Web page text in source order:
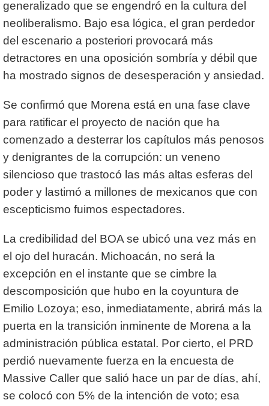
generalizado que se engendró en la cultura del
neoliberalismo. Bajo esa lógica, el gran perdedor
del escenario a posteriori provocará más
detractores en una oposición sombría y débil que
ha mostrado signos de desesperación y ansiedad.
Se confirmó que Morena está en una fase clave
para ratificar el proyecto de nación que ha
comenzado a desterrar los capítulos más penosos
y denigrantes de la corrupción: un veneno
silencioso que trastocó las más altas esferas del
poder y lastimó a millones de mexicanos que con
escepticismo fuimos espectadores.
La credibilidad del BOA se ubicó una vez más en
el ojo del huracán. Michoacán, no será la
excepción en el instante que se cimbre la
descomposición que hubo en la coyuntura de
Emilio Lozoya; eso, inmediatamente, abrirá más la
puerta en la transición inminente de Morena a la
administración pública estatal. Por cierto, el PRD
perdió nuevamente fuerza en la encuesta de
Massive Caller que salió hace un par de días, ahí,
se colocó con 5% de la intención de voto; esa